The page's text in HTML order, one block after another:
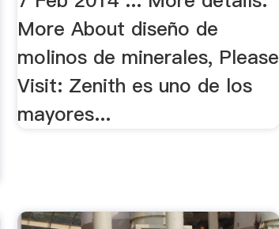
More About diseño de
molinos de minerales, Please
Visit: Zenith es uno de los
mayores...